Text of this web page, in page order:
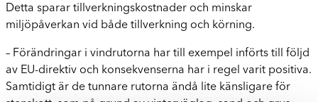
Detta sparar tillverkningskostnader och minskar
miljöpåverkan vid både tillverkning och körning.
– Förändringar i vindrutorna har till exempel införts till följd
av EU-direktiv och konsekvenserna har i regel varit positiva.
Samtidigt är de tunnare rutorna ändå lite känsligare för